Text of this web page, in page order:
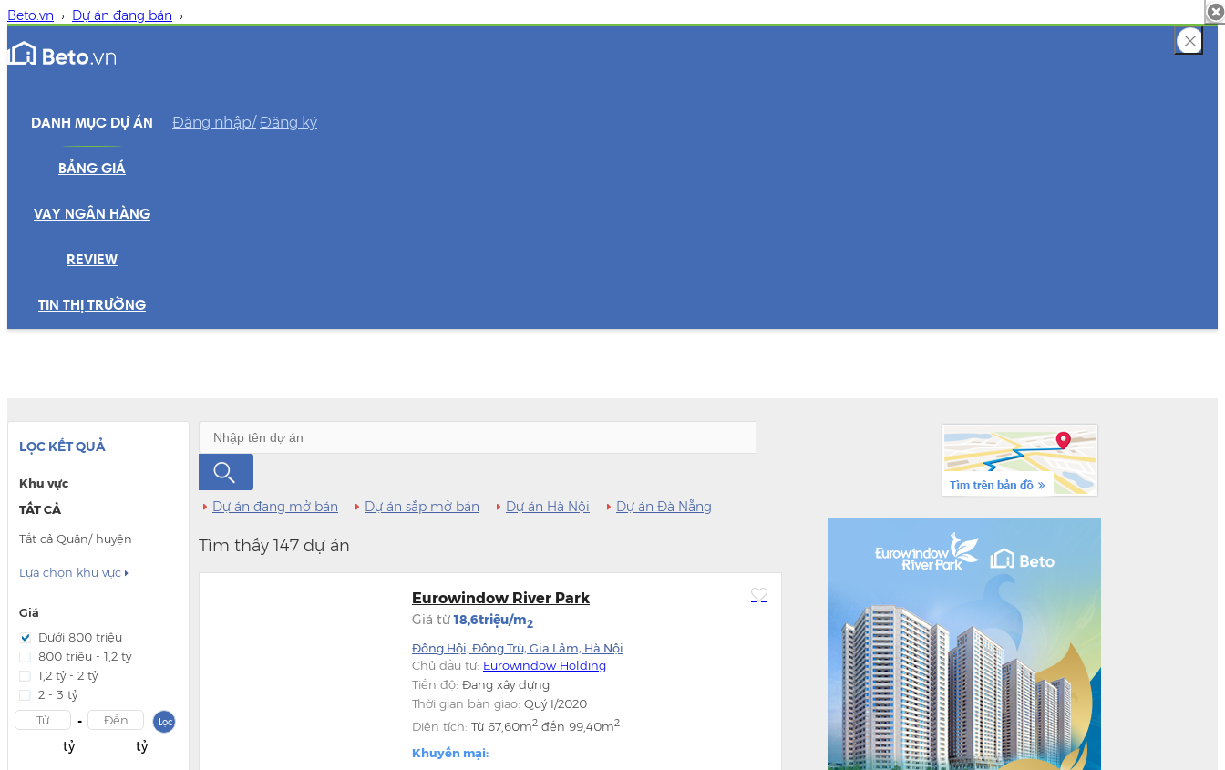
Beto.vn › Dự án đang bán ›
DANH MỤC DỰ ÁN
BẢNG GIÁ
VAY NGÂN HÀNG
REVIEW
TIN THỊ TRƯỜNG
Đăng nhập/ Đăng ký
LỌC KẾT QUẢ
Khu vực
TẤT CẢ
Tất cả Quận/ huyện
Lựa chọn khu vực 
Giá
Dưới 800 triệu
800 triệu - 1,2 tỷ
1,2 tỷ - 2 tỷ
2 - 3 tỷ
tỷ
-
tỷ
Lọc
Dự án đang mở bán Dự án sắp mở bán Dự án Hà Nội Dự án Đà Nẵng
Tìm thấy 147 dự án
Eurowindow River Park
Giá từ 18,6triệu/m2
Đông Hội, Đông Trù, Gia Lâm, Hà Nội
Chủ đầu tư: Eurowindow Holding
Tiến độ: Đang xây dựng
Thời gian bàn giao: Quý I/2020
Diện tích: Từ 67,60m2 đến 99,40m2
Khuyến mại: